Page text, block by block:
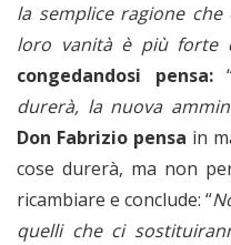
la semplice ragione
loro vanità è più forte
congedandosi pensa:
durerà, la nuova
Don Fabrizio pensa in
cose durerà, ma non
ricambiare e conclude: “
quelli che ci